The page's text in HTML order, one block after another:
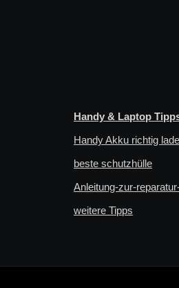
Handy & Laptop
Handy Akku richtig
beste schutzhülle
Anleitung-zur-
weitere Tipps